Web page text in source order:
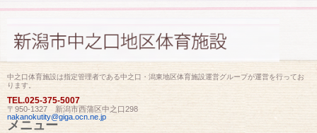
中之口体育施設は指定管理者である中之口・潟東地区体育施設運営グループが運営を行ってお
ります。
TEL.025-375-5007
〒950-1327 新潟市西蒲区中之口298
nakanokutity@giga.ocn.ne.jp
メニュー